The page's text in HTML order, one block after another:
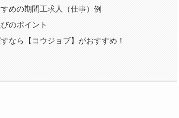
めの期間工求人（仕事）例
のポイント
なら【コウジョブ】がおすすめ！